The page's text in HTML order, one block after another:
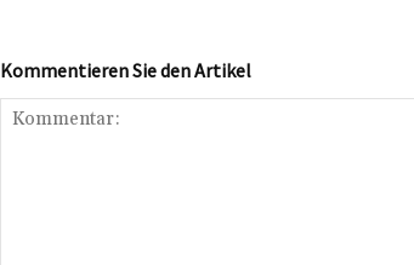
Kommentieren Sie den Artikel